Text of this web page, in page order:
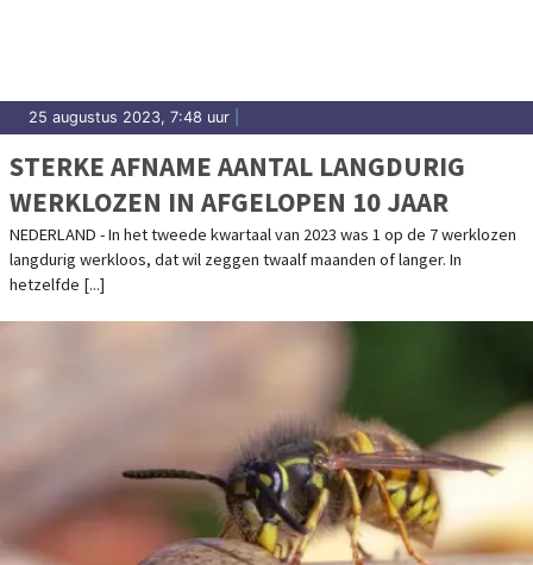
25 augustus 2023, 7:48 uur
STERKE AFNAME AANTAL LANGDURIG
WERKLOZEN IN AFGELOPEN 10 JAAR
NEDERLAND - In het tweede kwartaal van 2023 was 1 op de 7 werklozen
langdurig werkloos, dat wil zeggen twaalf maanden of langer. In
hetzelfde [...]